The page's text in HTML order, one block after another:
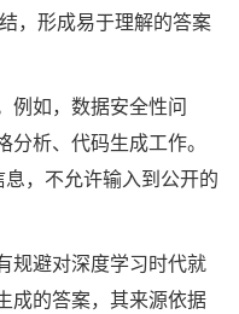
，形成易于理解的答案
如，数据安全性问
析、代码生成工作。
，不允许输入到公开的
避对深度学习时代就
成的答案，其来源依据